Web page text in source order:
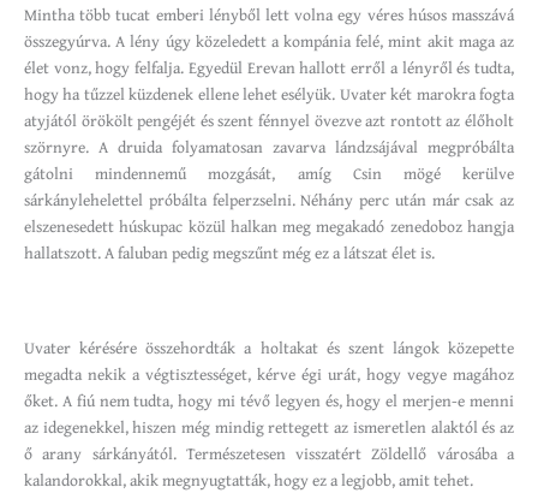
Mintha több tucat emberi lényből lett volna egy véres húsos masszává
összegyúrva. A lény úgy közeledett a kompánia felé, mint akit maga az
élet vonz, hogy felfalja. Egyedül Erevan hallott erről a lényről és tudta,
hogy ha tűzzel küzdenek ellene lehet esélyük. Uvater két marokra fogta
atyjától örökölt pengéjét és szent fénnyel övezve azt rontott az élőholt
szörnyre. A druida folyamatosan zavarva lándzsájával megpróbálta
gátolni mindennemű mozgását, amíg Csin mögé kerülve
sárkánylehelettel próbálta felperzselni. Néhány perc után már csak az
elszenesedett húskupac közül halkan meg megakadó zenedoboz hangja
hallatszott. A faluban pedig megszűnt még ez a látszat élet is.
Uvater kérésére összehordták a holtakat és szent lángok közepette
megadta nekik a végtisztességet, kérve égi urát, hogy vegye magához
őket. A fiú nem tudta, hogy mi tévő legyen és, hogy el merjen-e menni
az idegenekkel, hiszen még mindig rettegett az ismeretlen alaktól és az
ő arany sárkányától. Természetesen visszatért Zöldellő városába a
kalandorokkal, akik megnyugtatták, hogy ez a legjobb, amit tehet.